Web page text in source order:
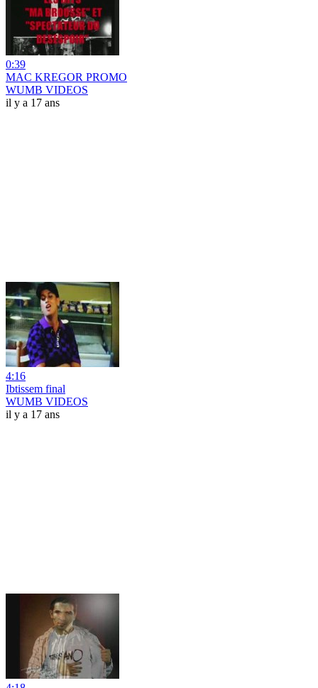
0:39
MAC KREGOR PROMO
WUMB VIDEOS
il y a 17 ans
4:16
Ibtissem final
WUMB VIDEOS
il y a 17 ans